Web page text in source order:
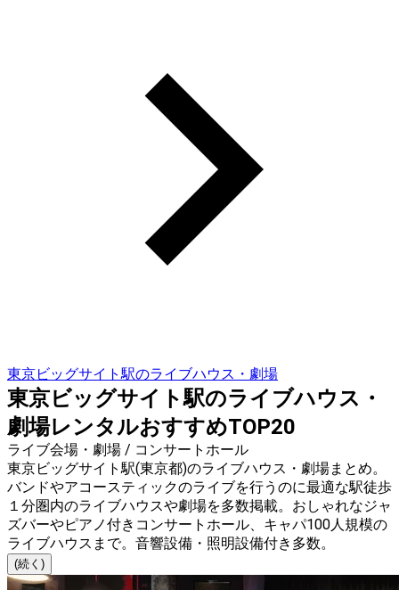
東京ビッグサイト駅のライブハウス・劇場
東京ビッグサイト駅のライブハウス・
劇場レンタルおすすめTOP20
ライブ会場・劇場 / コンサートホール
東京ビッグサイト駅(東京都)のライブハウス・劇場まとめ。
バンドやアコースティックのライブを行うのに最適な駅徒歩
１分圏内のライブハウスや劇場を多数掲載。おしゃれなジャ
ズバーやピアノ付きコンサートホール、キャパ100人規模の
ライブハウスまで。音響設備・照明設備付き多数。
(続く)